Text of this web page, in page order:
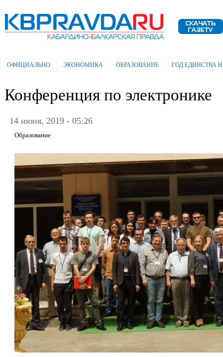
Электронная газета "Кабардино-
Балкарская правда"
Главное меню
ОФИЦИАЛЬНО ЭКОНОМИКА ОБРАЗОВАНИЕ ГОД ЕДИНСТВА
Конференция по электронике
14 июня, 2019 - 05:26
Образование